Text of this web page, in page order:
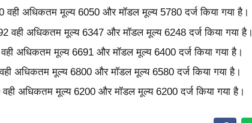
वही अधिकतम मूल्य 6050 और मॉडल मूल्य 5780 दर्ज किया गया है।
वही अधिकतम मूल्य 6347 और मॉडल मूल्य 6248 दर्ज किया गया है।
अधिकतम मूल्य 6691 और मॉडल मूल्य 6400 दर्ज किया गया है।
अधिकतम मूल्य 6800 और मॉडल मूल्य 6580 दर्ज किया गया है।
अधिकतम मूल्य 6200 और मॉडल मूल्य 6200 दर्ज किया गया है।